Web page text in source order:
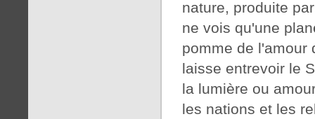
nature, produite
ne vois qu'une
pomme de l'amour
laisse entrevoir le
la lumière ou
les nations et les